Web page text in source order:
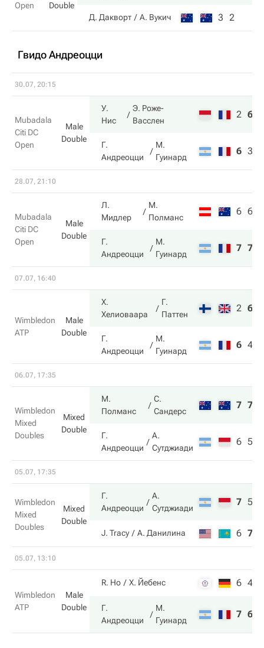
Open
Double
Д. Дакворт А. Вукич 3 2
Гвидо Андреоцци
30.07, 20:15
Mubadala
Citi DC
Open
Male
Double
У.
Нис
Э. Роже-
Васслен
2 6
Г.
Андреоцци
М.
Гуинард
6 3
28.07, 21:10
Mubadala
Citi DC
Open
Male
Double
Л.
Мидлер
М.
Полманс
6 6
Г.
Андреоцци
М.
Гуинард
7 7
07.07, 16:40
Wimbledon
ATP
Male
Double
Х.
Хелиоваара
Г.
Паттен
2 6
Г.
Андреоцци
М.
Гуинард
6 4
06.07, 17:35
Wimbledon
Mixed
Doubles
Mixed
Double
М.
Полманс
С.
Сандерс
7 7
Г.
Андреоцци
А.
Сутджиади
6 5
05.07, 17:35
Wimbledon
Mixed
Doubles
Mixed
Double
Г.
Андреоцци
А.
Сутджиади
7 5
J. Tracy А. Данилина 6 7
05.07, 13:10
Wimbledon
ATP
Male
Double
R. Ho Х. Йебенс 6 4
Г.
Андреоцци
М.
Гуинард
7 6